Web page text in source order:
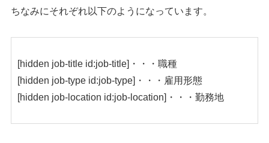
ちなみにそれぞれ以下のようになっています。
[hidden job-title id:job-title]・・・職種
[hidden job-type id:job-type]・・・雇用形態
[hidden job-location id:job-location]・・・勤務地